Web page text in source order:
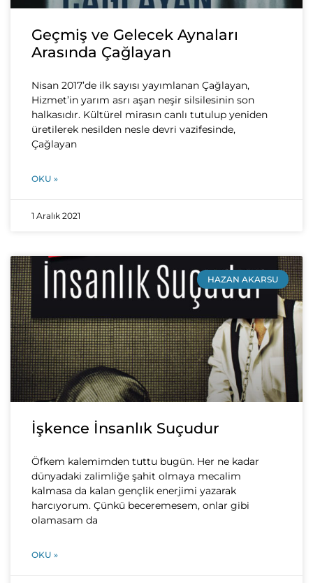
Geçmiş ve Gelecek Aynaları
Arasında Çağlayan
Nisan 2017’de ilk sayısı yayımlanan Çağlayan,
Hizmet’in yarım asrı aşan neşir silsilesinin son
halkasıdır. Kültürel mirasın canlı tutulup yeniden
üretilerek nesilden nesle devri vazifesinde,
Çağlayan
OKU »
1 Aralık 2021
HAZAN AKARSU
İşkence İnsanlık Suçudur
Öfkem kalemimden tuttu bugün. Her ne kadar
dünyadaki zalimliğe şahit olmaya mecalim
kalmasa da kalan gençlik enerjimi yazarak
harcıyorum. Çünkü beceremesem, onlar gibi
olamasam da
OKU »